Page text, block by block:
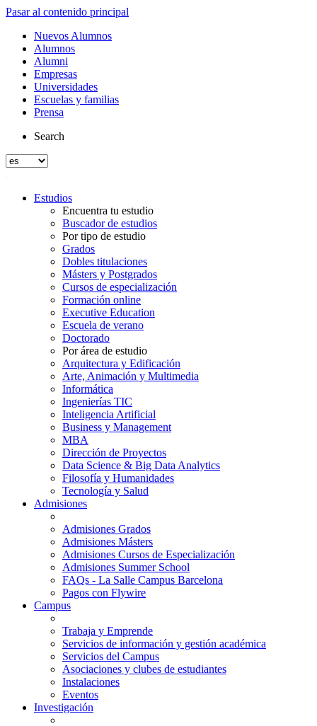
Pasar al contenido principal
Nuevos Alumnos
Alumnos
Alumni
Empresas
Universidades
Escuelas y familias
Prensa
Search
Estudios
Encuentra tu estudio
Buscador de estudios
Por tipo de estudio
Grados
Dobles titulaciones
Másters y Postgrados
Cursos de especialización
Formación online
Executive Education
Escuela de verano
Doctorado
Por área de estudio
Arquitectura y Edificación
Arte, Animación y Multimedia
Informática
Ingenierías TIC
Inteligencia Artificial
Business y Management
MBA
Dirección de Proyectos
Data Science & Big Data Analytics
Filosofía y Humanidades
Tecnología y Salud
Admisiones
Admisiones Grados
Admisiones Másters
Admisiones Cursos de Especialización
Admisiones Summer School
FAQs - La Salle Campus Barcelona
Pagos con Flywire
Campus
Trabaja y Emprende
Servicios de información y gestión académica
Servicios del Campus
Asociaciones y clubes de estudiantes
Instalaciones
Eventos
Investigación